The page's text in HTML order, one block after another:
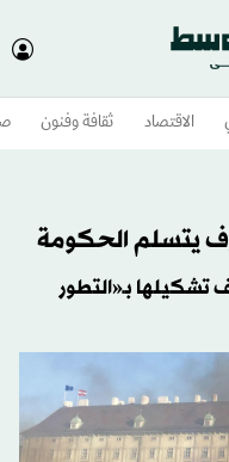
الاقتصاد ثقافة وفنون
يتسلم الحكومة
بـ«التطور